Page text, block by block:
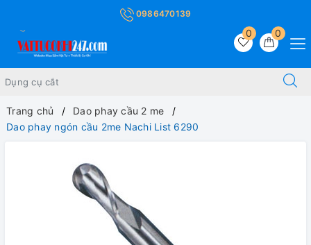
0986470139
0
0
Trang chủ
Dao phay cầu 2 me
Dao phay ngón cầu 2me Nachi List 6290